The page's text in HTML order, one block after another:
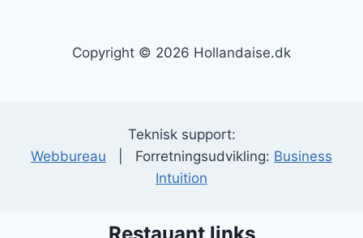
Copyright © 2026 Hollandaise.dk
Teknisk support:
Webbureau | Forretningsudvikling: Business
Intuition